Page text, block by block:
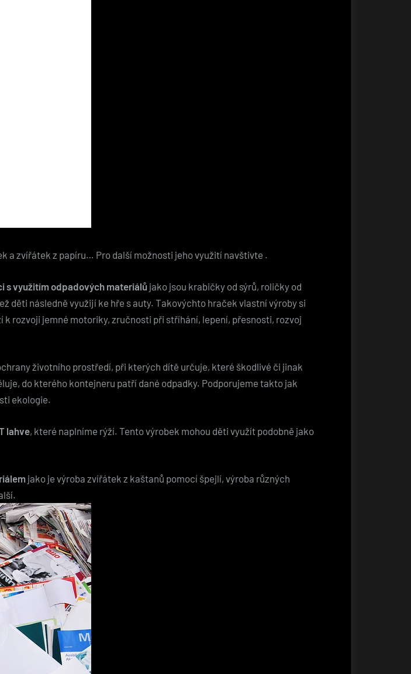
a zvířátek z papíru… Pro další možnosti jeho využití navštivte .
s využitím odpadových materiálů jako jsou krabičky od sýrů, roličky od
děti následně využijí ke hře s auty. Takovýchto hraček vlastní výroby si
rozvoji jemné motoriky, zručnosti při stříhání, lepení, přesnosti, rozvoj
životního prostředí, při kterých dítě určuje, které škodlivé či jinak
do kterého kontejneru patří dané odpadky. Podporujeme takto jak
ekologie.
lahve, které naplníme rýží. Tento výrobek mohou děti využít podobně jako
jako je výroba zvířátek z kaštanů pomocí špejlí, výroba různých